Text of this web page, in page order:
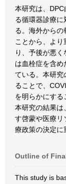
本研究は、
る循環器診療
る。海外から
ことから、よ
り、予後が悪
は血栓症を含
ている。本研
ることで、
を明らかにする
本研究の結果は
す啓蒙や医療リ
療政策の決定に
Outline of
This study is